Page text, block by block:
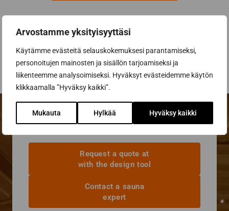
Arvostamme yksityisyyttäsi
Käytämme evästeitä selauskokemuksesi parantamiseksi,
personoitujen mainosten ja sisällön tarjoamiseksi ja
liikenteemme analysoimiseksi. Hyväksyt evästeidemme käytön
klikkaamalla ”Hyväksy kaikki”.
Mukauta Hylkää Hyväksy kaikki
You can cancel your subscription at any time and you will not be
bound by it.
Request a quote at
with the design tool
Contact a sauna
expert